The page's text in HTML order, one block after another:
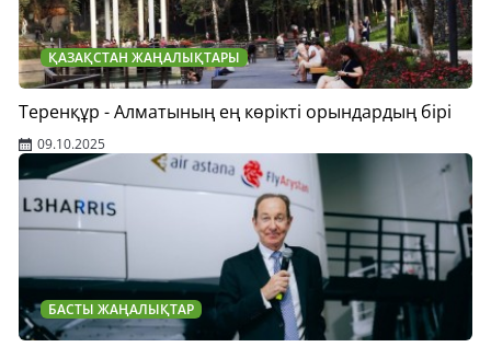
ҚАЗАҚСТАН ЖАҢАЛЫҚТАРЫ
Теренқұр - Алматының ең көрікті орындардың бірі
09.10.2025
БАСТЫ ЖАҢАЛЫҚТАР